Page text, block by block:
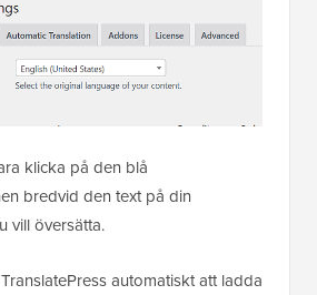
klicka på den blå
bredvid den text på din
vill översätta.
automatiskt att ladda